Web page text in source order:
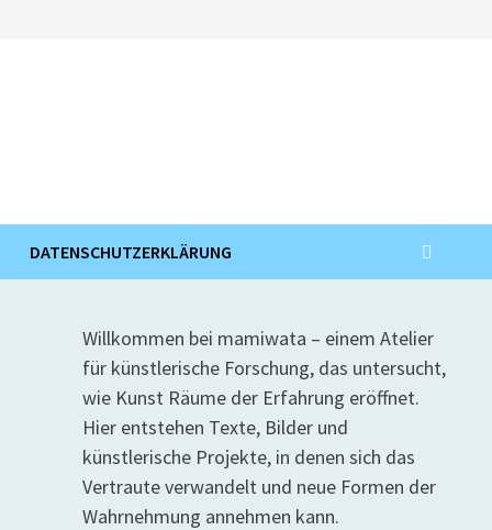
DATENSCHUTZERKLÄRUNG
Willkommen bei mamiwata – einem Atelier
für künstlerische Forschung, das untersucht,
wie Kunst Räume der Erfahrung eröffnet.
Hier entstehen Texte, Bilder und
künstlerische Projekte, in denen sich das
Vertraute verwandelt und neue Formen der
Wahrnehmung annehmen kann.